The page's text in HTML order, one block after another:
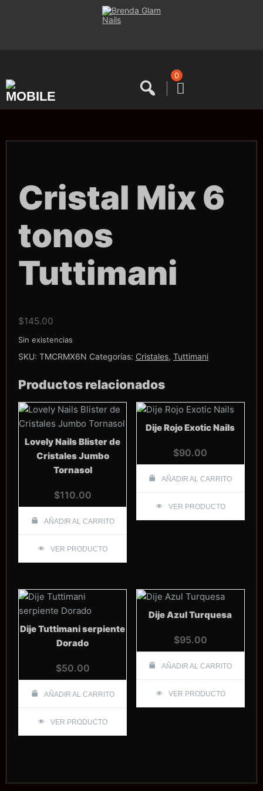
0
Cristal Mix 6
tonos
Tuttimani
$145.00
Sin existencias
SKU: TMCRMX6N Categorías: Cristales, Tuttimani
Productos relacionados
Lovely Nails Blister de
Cristales Jumbo
Tornasol
$110.00
AÑADIR AL CARRITO
VER PRODUCTO
Dije Rojo Exotic Nails
$90.00
AÑADIR AL CARRITO
VER PRODUCTO
Dije Tuttimani serpiente
Dorado
$50.00
AÑADIR AL CARRITO
VER PRODUCTO
Dije Azul Turquesa
$95.00
AÑADIR AL CARRITO
VER PRODUCTO